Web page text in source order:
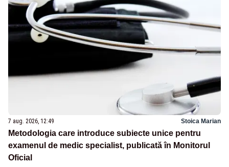
7 aug. 2026, 12:49 Stoica Marian
Metodologia care introduce subiecte unice pentru
examenul de medic specialist, publicată în Monitorul
Oficial